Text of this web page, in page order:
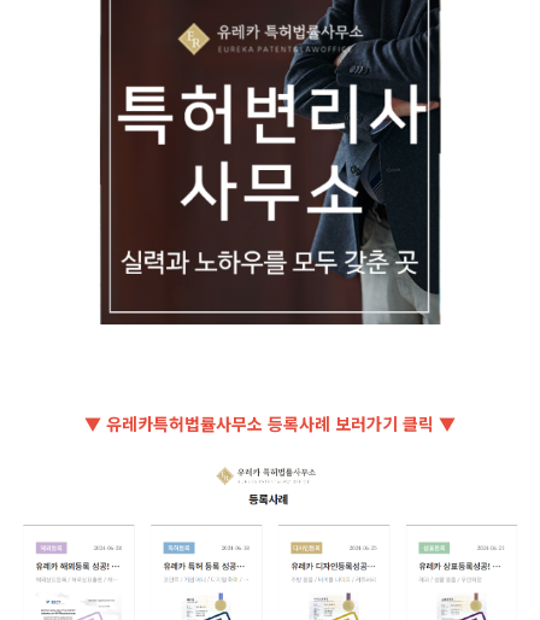
▼ 유레카특허법률사무소 등록사례 보러가기 클릭 ▼